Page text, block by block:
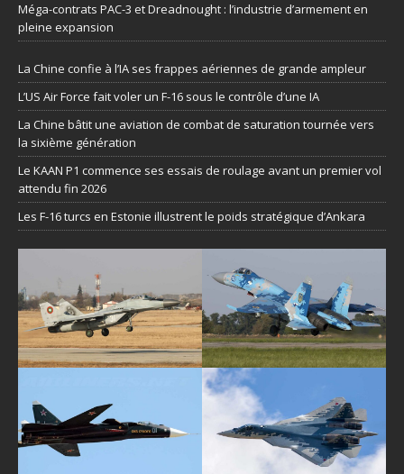
Méga-contrats PAC-3 et Dreadnought : l’industrie d’armement en
pleine expansion
La Chine confie à l’IA ses frappes aériennes de grande ampleur
L’US Air Force fait voler un F-16 sous le contrôle d’une IA
La Chine bâtit une aviation de combat de saturation tournée vers
la sixième génération
Le KAAN P1 commence ses essais de roulage avant un premier vol
attendu fin 2026
Les F-16 turcs en Estonie illustrent le poids stratégique d’Ankara